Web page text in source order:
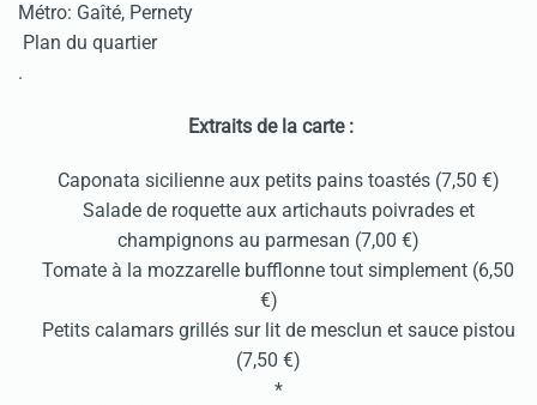
Métro: Gaîté, Pernety
Plan du quartier
.
Extraits de la carte :
Caponata sicilienne aux petits pains toastés (7,50 €)
Salade de roquette aux artichauts poivrades et
champignons au parmesan (7,00 €)
Tomate à la mozzarelle bufflonne tout simplement (6,50
€)
Petits calamars grillés sur lit de mesclun et sauce pistou
(7,50 €)
*